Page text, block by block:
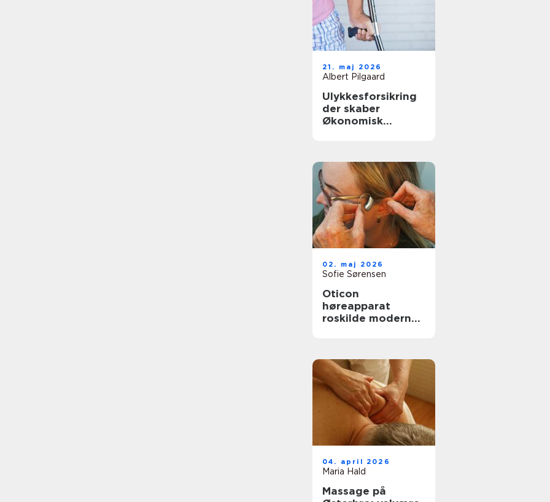
21. maj 2026
Albert Pilgaard
Ulykkesforsikring
der skaber
Økonomisk
02. maj 2026
Sofie Sørensen
Oticon
høreapparat
roskilde moderne
04. april 2026
Maria Hald
Massage på